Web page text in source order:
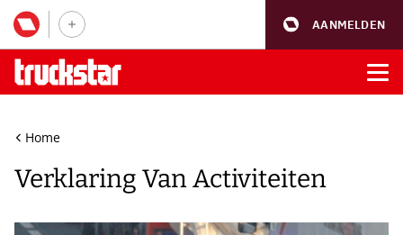
AANMELDEN
Home
Verklaring Van Activiteiten